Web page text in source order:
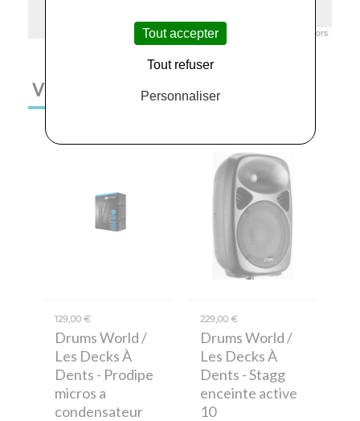
© Openstreetmap France | © contributors
VOUS AIMEREZ AUSSI
129,00 €
Drums World /
Les Decks À
Dents - Prodipe
micros a
condensateur
229,00 €
Drums World /
Les Decks À
Dents - Stagg
enceinte active
10
Tout accepter
Tout refuser
Personnaliser